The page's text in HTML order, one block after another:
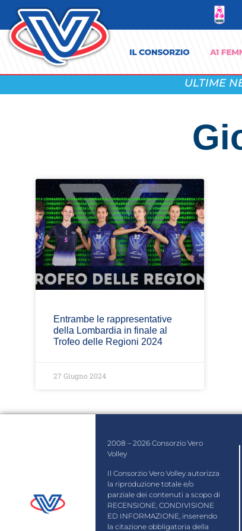
ULTIME
Entrambe le rappresentative
della Lombardia in finale al
Trofeo delle Regioni 2024
27 Giugno 2024
2008 – 2026 Consorzio Vero
Volley
Il Consorzio Vero Volley autorizza
la riproduzione totale e/o
parziale dei contenuti a scopo di
RECENSIONE, CONDIVISIONE
ED INFORMAZIONE, inserendo
la citazione obbligatoria della